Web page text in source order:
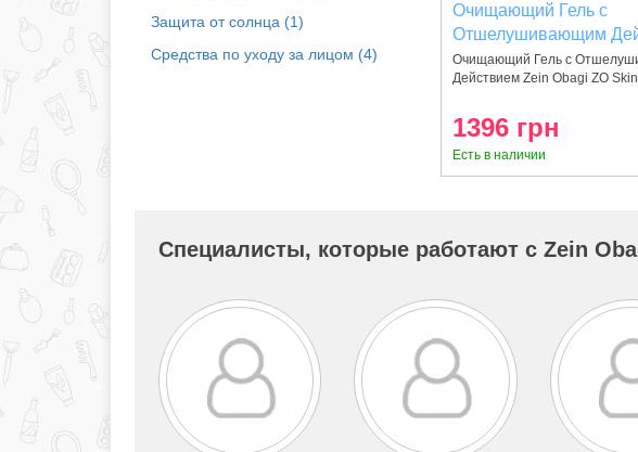
Защита от солнца (1)
Средства по уходу за лицом (4)
Очищающий Гель с
Отшелушивающим
Zein Obagi
Очищающий Гель с
Действием Zein Obagi ZO Skin
1396 грн
Есть в наличии
Специалисты, которые работают с Zein